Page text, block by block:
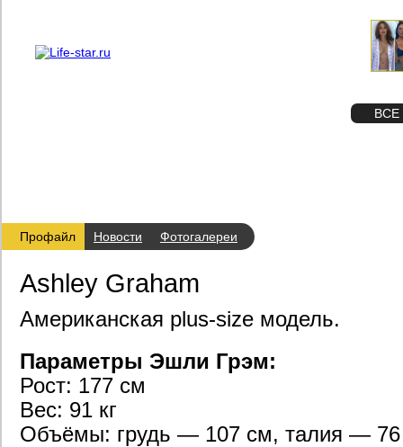
ВСЕ
Профайл Новости Фотогалереи
Ashley Graham
Американская plus-size модель.
Параметры Эшли Грэм:
Рост: 177 см
Вес: 91 кг
Объёмы: грудь — 107 см, талия — 76